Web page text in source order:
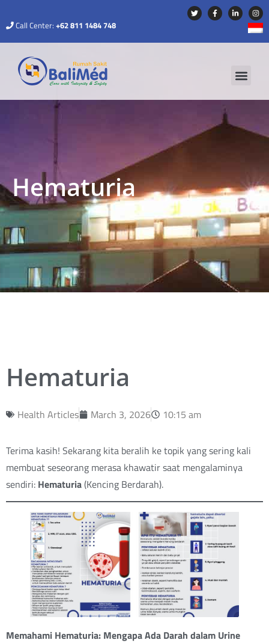
Call Center: +62 811 1484 748
Hematuria
Hematuria
Health Articles March 3, 2026 10:15 am
Terima kasih! Sekarang kita beralih ke topik yang sering kali
membuat seseorang merasa khawatir saat mengalaminya
sendiri: Hematuria(Kencing Berdarah).
Memahami Hematuria: Mengapa Ada Darah dalam Urine